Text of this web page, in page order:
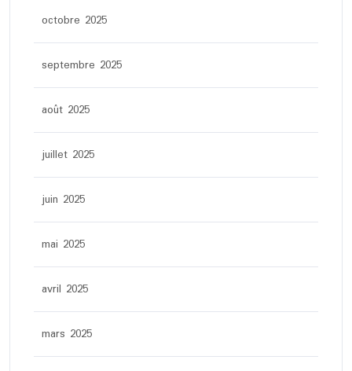
octobre 2025
septembre 2025
août 2025
juillet 2025
juin 2025
mai 2025
avril 2025
mars 2025